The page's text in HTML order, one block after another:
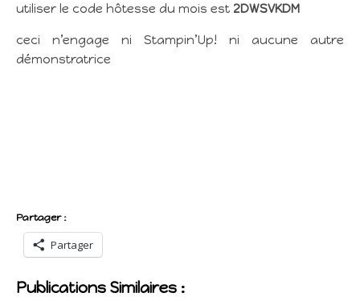
utiliser le code hôtesse du mois est 2DWSVKDM
ceci n’engage ni Stampin’Up! ni aucune autre
démonstratrice
Partager :
Partager
Publications Similaires :